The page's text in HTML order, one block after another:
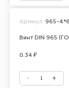
Винт DIN 965
Артикул: 965-4*6
0.34 ₽